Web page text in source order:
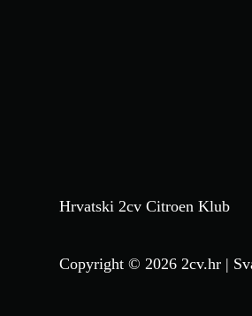
Hrvatski 2cv Citroen Klub
Copyright © 2026 2cv.hr |